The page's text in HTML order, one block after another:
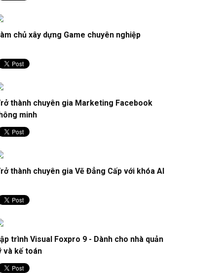
chủ xây dựng Game chuyên nghiệp
thành chuyên gia Marketing Facebook
minh
thành chuyên gia Vẽ Đẳng Cấp với khóa AI
trình Visual Foxpro 9 - Dành cho nhà quản
và kế toán